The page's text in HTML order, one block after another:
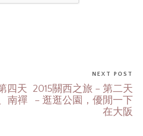
四天
南禪
NEXT POST
2015關西之旅 – 第二天
– 逛逛公園，優閒一下
在大阪